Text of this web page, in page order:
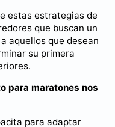
estas estrategias de
que buscan un
aquellos que desean
su primera
para maratones nos
para adaptar